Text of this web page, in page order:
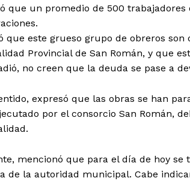
que un promedio de 500
que este grueso grupo de obreros
Provincial de San Román, y que
no creen que la deuda se pase a
expresó que las obras se han
por el consorcio San Román,
mencionó que para el día de hoy
de la autoridad municipal. Cabe